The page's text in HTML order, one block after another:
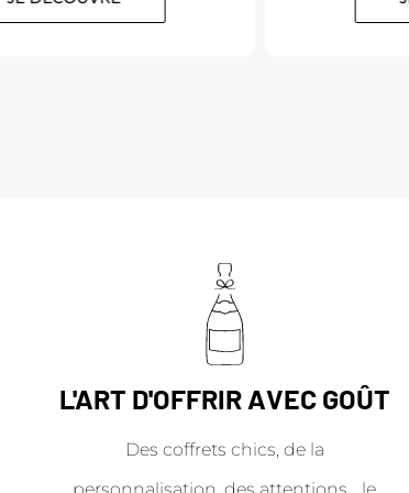
L'ART D'OFFRIR AVEC GOÛT
Des coffrets chics, de la